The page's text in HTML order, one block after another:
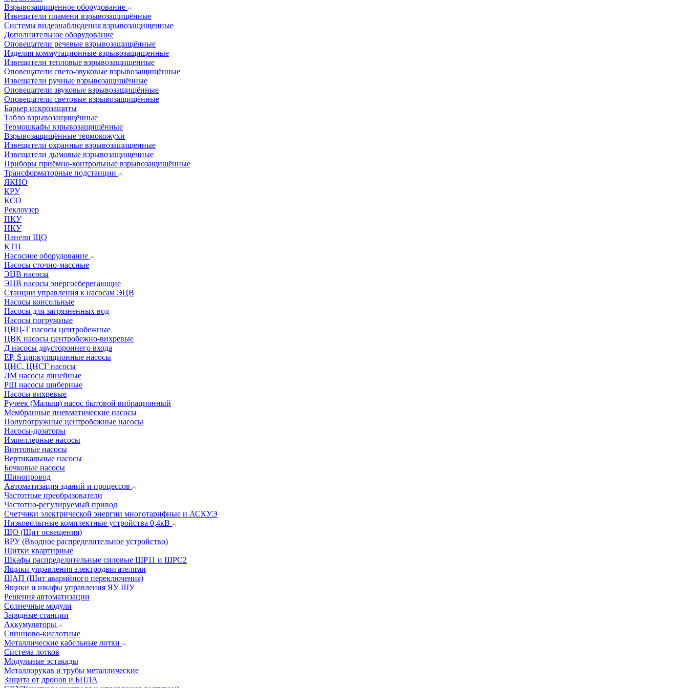
Взрывозащищенное оборудование
Извещатели пламени взрывозащищённые
Системы видеонаблюдения взрывозащищенные
Дополнительное оборудование
Оповещатели речевые взрывозащищённые
Изделия коммутационные взрывозащищенные
Извещатели тепловые взрывозащищенные
Оповещатели свето-звуковые взрывозащищённые
Извещатели ручные взрывозащищённые
Оповещатели звуковые взрывозащищённые
Оповещатели световые взрывозащищённые
Барьер искрозащиты
Табло взрывозащищённые
Термошкафы взрывозащищённые
Взрывозащищённые термокожухи
Извещатели охранные взрывозащищенные
Извещатели дымовые взрывозащищенные
Приборы приёмно-контрольные взрывозащищённые
Трансформаторные подстанции
ЯКНО
КРУ
КСО
Реклоузер
ПКУ
НКУ
Панели ЩО
КТП
Насосное оборудование
Насосы сточно-массные
ЭЦВ насосы
ЭЦВ насосы энергосберегающие
Станции управления к насосам ЭЦВ
Насосы консольные
Насосы для загрязненных вод
Насосы погружные
ЦВЦ-Т насосы центробежные
ЦВК насосы центробежно-вихревые
Д насосы двустороннего входа
EP, S циркуляционные насосы
ЦНС, ЦНСГ насосы
ЛМ насосы линейные
РШ насосы шиберные
Насосы вихревые
Ручеек (Малыш) насос бытовой вибрационный
Мембранные пневматические насосы
Полупогружные центробежные насосы
Насосы-дозаторы
Импеллерные насосы
Винтовые насосы
Вертикальные насосы
Бочковые насосы
Шинопровод
Автоматизация зданий и процессов
Частотные преобразователи
Частотно-регулируемый привод
Счетчики электрической энергии многотарифные и АСКУЭ
Низковольтные комплектные устройства 0,4кВ
ЩО (Щит освещения)
ВРУ (Вводное распределительное устройство)
Щитки квартирные
Шкафы распределительные силовые ШР11 и ШРС2
Ящики управления электродвигателями
ЩАП (Щит аварийного переключения)
Ящики и шкафы управления ЯУ ШУ
Решения автоматизации
Солнечные модули
Зарядные станции
Аккумуляторы
Свинцово-кислотные
Металлические кабельные лотки
Система лотков
Модульные эстакады
Металлорукав и трубы металлические
Защита от дронов и БПЛА